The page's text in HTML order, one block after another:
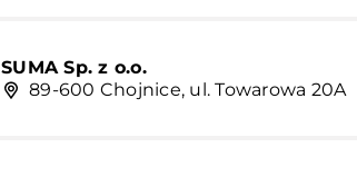
SUMA Sp. z o.o.
89-600 Chojnice, ul. Towarowa 20A